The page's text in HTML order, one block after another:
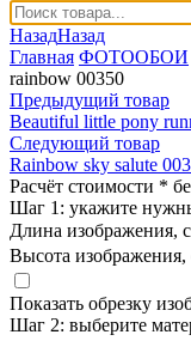
НазадНазад
Главная ФОТООБОИ
rainbow 00350
Предыдущий товар
Beautiful little pony
Следующий товар
Rainbow sky salute
Расчёт стоимости *
Шаг 1: укажите
Длина изображения,
Высота изображения,
Показать обрезку
Шаг 2: выберите